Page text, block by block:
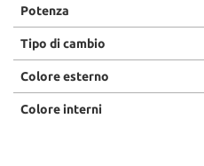
Potenza
Tipo di cambio
Colore esterno
Colore interni